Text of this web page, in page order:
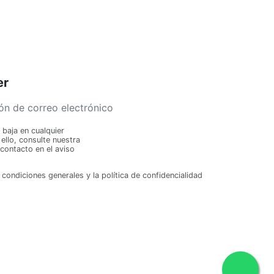
en cualquier
consulte nuestra
en el aviso
generales y la política de confidencialidad